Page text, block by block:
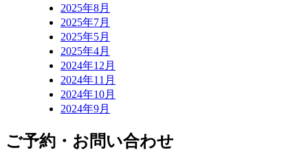
2025年8月
2025年7月
2025年5月
2025年4月
2024年12月
2024年11月
2024年10月
2024年9月
ご予約・お問い合わせ